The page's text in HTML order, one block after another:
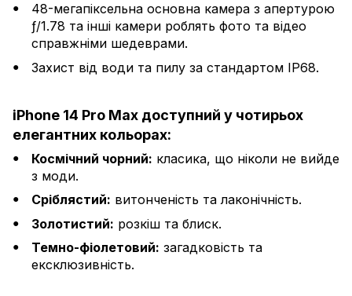
48-мегапіксельна основна камера з апертурою
ƒ/1.78 та інші камери роблять фото та відео
справжніми шедеврами.
Захист від води та пилу за стандартом IP68.
iPhone 14 Pro Max доступний у чотирьох
елегантних кольорах:
Космічний чорний: класика, що ніколи не вийде
з моди.
Сріблястий: витонченість та лаконічність.
Золотистий: розкіш та блиск.
Темно-фіолетовий: загадковість та
ексклюзивність.